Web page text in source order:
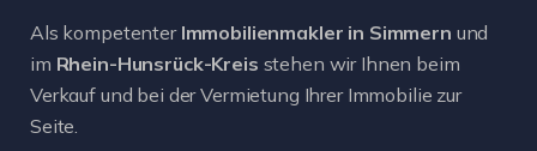
Als kompetenter Immobilienmakler in Simmern und
im Rhein-Hunsrück-Kreis stehen wir Ihnen beim
Verkauf und bei der Vermietung Ihrer Immobilie zur
Seite.